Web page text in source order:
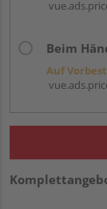
Beim
Auf